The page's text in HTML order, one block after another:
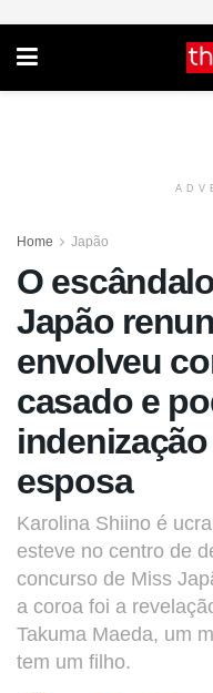
Home Japão
O
Japão
envolveu
casado e
esposa
Karolina Shiino é
esteve no centro de
concurso de Miss
a coroa foi a
Takuma Maeda, um
tem um filho.